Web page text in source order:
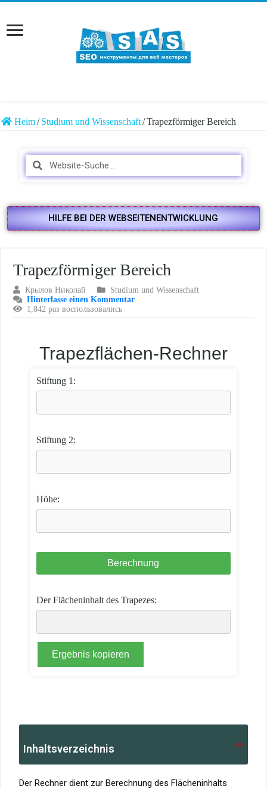
Heim/ Studium und Wissenschaft/Trapezförmiger Bereich
HILFE BEI DER WEBSEITENENTWICKLUNG
Trapezförmiger Bereich
Крылов Николай
Studium und Wissenschaft
Hinterlasse einen Kommentar
1,842 раз воспользовались
Trapezflächen-Rechner
Stiftung 1:
Stiftung 2:
Höhe:
Der Flächeninhalt des Trapezes:
Ergebnis kopieren
Inhaltsverzeichnis
Der Rechner dient zur Berechnung des Flächeninhalts